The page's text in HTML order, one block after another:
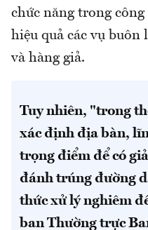
chức năng trong
hiệu quả các vụ
và hàng giả.
Tuy nhiên, "trong
xác định địa bàn,
trọng điểm để có
đánh trúng đường
thức xử lý nghiêm
ban Thường trực